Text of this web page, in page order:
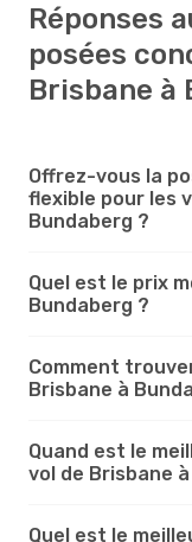
Réponses
posées
Brisbane à
Offrez-vous la
flexible pour les
Bundaberg ?
Quel est le prix
Bundaberg ?
Comment
Brisbane à
Quand est le
vol de Brisbane
Quel est le